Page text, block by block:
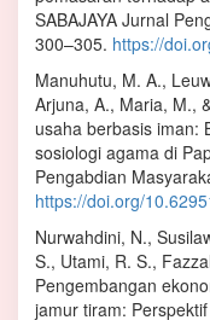
SABAJAYA Jurnal
300–305. https://
Manuhutu, M. A.,
Arjuna, A., Maria, M.,
usaha berbasis iman:
sosiologi agama di
Pengabdian
https://doi.org/
Nurwahdini, N.,
S., Utami, R. S.,
Pengembangan
jamur tiram: